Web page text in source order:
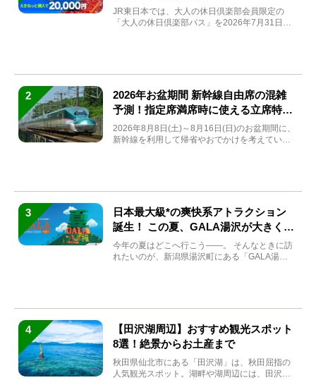
JR東日本では、大人の休日倶楽部会員限定の
「大人の休日倶楽部パス」を2026年7月31日
2
2026年お盆期間 新幹線自由席の混雑
予測！指定席満席時に使える立席特急
券も解説
2026年8月8日(土)～8月16日(日)のお盆期間に、
新幹線を利用して帰省やおでかけを考えている
3
日本最大級*の爽快系アトラクション
誕生！ この夏、GALA湯沢が大きく生
まれ変わる
今年の夏はどこへ行こう――。 そんなときに訪
れたいのが、新潟県湯沢町にある「GALA湯
4
【田沢湖周辺】おすすめ観光スポット
8選！絶景からお土産まで
秋田県仙北市にある「田沢湖」は、秋田屈指の
人気観光スポット。湖畔や湖周辺には、田沢湖